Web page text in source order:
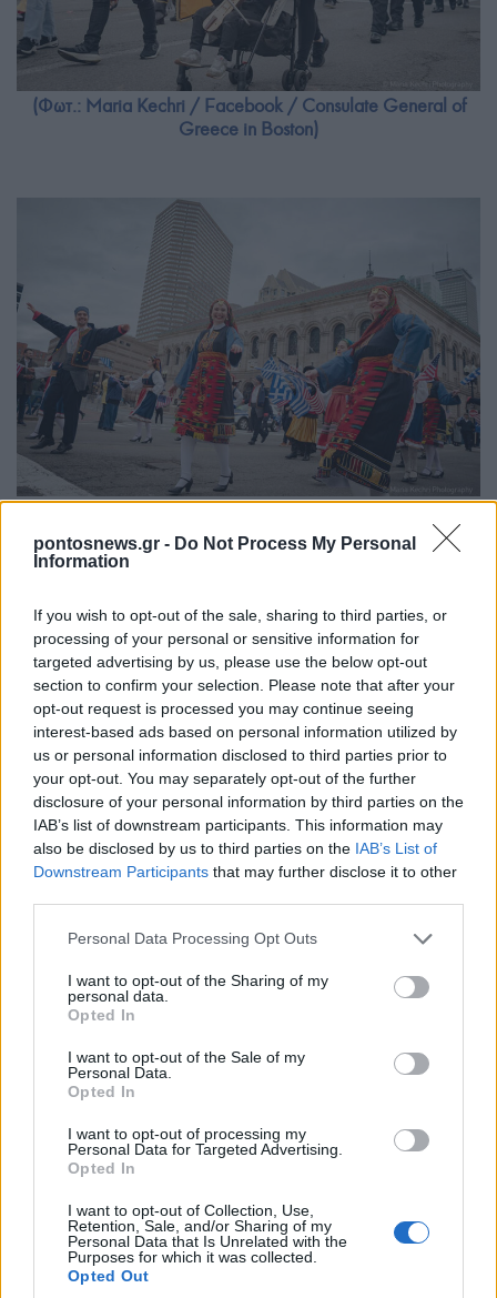
pontosnews.gr - Do Not Process My Personal
Information
If you wish to opt-out of the sale, sharing to third parties, or
processing of your personal or sensitive information for
targeted advertising by us, please use the below opt-out
section to confirm your selection. Please note that after your
opt-out request is processed you may continue seeing
interest-based ads based on personal information utilized by
us or personal information disclosed to third parties prior to
your opt-out. You may separately opt-out of the further
disclosure of your personal information by third parties on the
IAB’s list of downstream participants. This information may
also be disclosed by us to third parties on the IAB’s List of
Downstream Participants that may further disclose it to other
Please note that this website/app uses one or more Google
not limited to your visit or usage behaviour. You may click to
grant or deny consent to Google and its third-party tags to
use your data for below specified purposes in below Google
consent section.
Personal Data Processing Opt Outs
I want to opt-out of the Sharing of my
personal data.
Opted In
I want to opt-out of the Sale of my
Personal Data.
Opted In
I want to opt-out of processing my
Personal Data for Targeted Advertising.
Opted In
I want to opt-out of Collection, Use,
Retention, Sale, and/or Sharing of my
Personal Data that Is Unrelated with the
Purposes for which it was collected.
Opted Out
(Φωτ.: Maria Kechri / Facebook / Consulate General of
Greece in Boston)
(Φωτ.: Maria Kechri / Facebook / Consulate General of
Greece in Boston)
Greece in Boston)